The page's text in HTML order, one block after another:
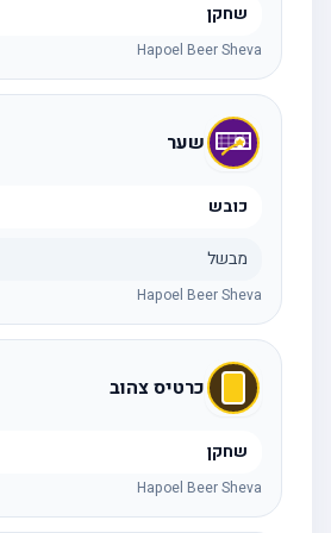
שחקן
Hapoel Beer Sheva
שער
כובש
מבשל
Hapoel Beer Sheva
כרטיס צהוב
שחקן
Hapoel Beer Sheva